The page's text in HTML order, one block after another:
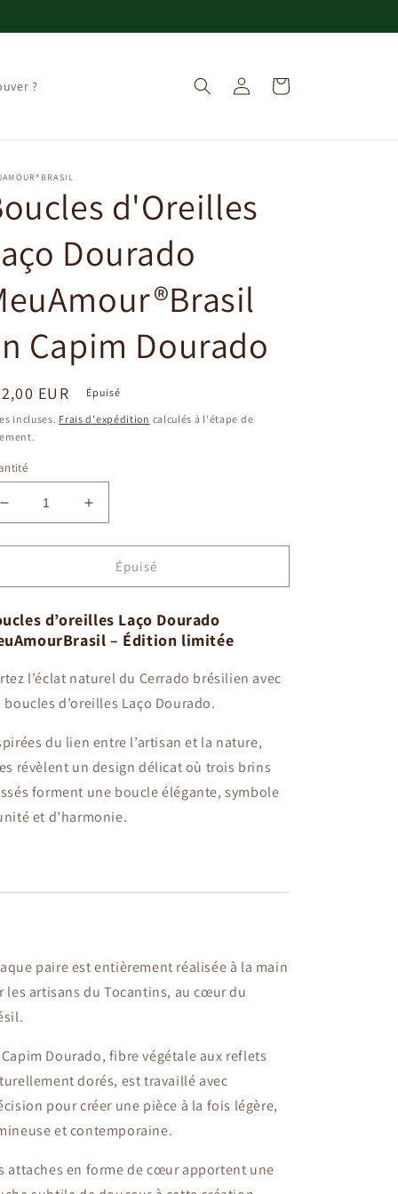
? Connexion Panier
d'Oreilles
Dourado
Capim Dourado
EUR
Épuisé
incluses. Frais d'expédition calculés à l'étape de
Réduire
la
quantité
Boucles
Laço
Dourado
en
Capim
Augmenter
la
quantité
Boucles
Laço
Dourado
en
Capim
Dourado
Épuisé
d’oreilles Laço Dourado
– Édition limitée
l’éclat naturel du Cerrado brésilien avec
boucles d’oreilles Laço Dourado.
du lien entre l’artisan et la nature,
révèlent un design délicat où trois brins
forment une boucle élégante, symbole
et d’harmonie.
paire est entièrement réalisée à la main
les artisans du Tocantins, au cœur du
Capim Dourado, fibre végétale aux reflets
dorés, est travaillé avec
pour créer une pièce à la fois légère,
et contemporaine.
attaches en forme de cœur apportent une